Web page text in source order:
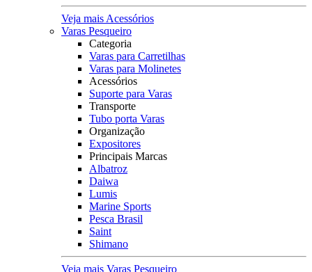
Veja mais Acessórios
Varas Pesqueiro
Categoria
Varas para Carretilhas
Varas para Molinetes
Acessórios
Suporte para Varas
Transporte
Tubo porta Varas
Organização
Expositores
Principais Marcas
Albatroz
Daiwa
Lumis
Marine Sports
Pesca Brasil
Saint
Shimano
Veja mais Varas Pesqueiro